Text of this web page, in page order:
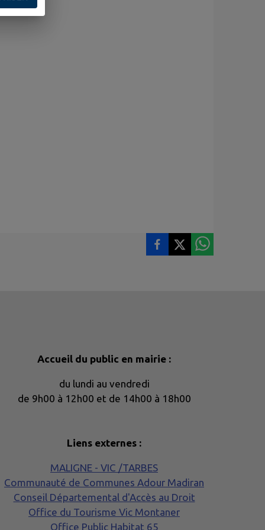
Accueil du public en mairie :
du lundi au vendredi
de 9h00 à 12h00 et de 14h00 à 18h00
Liens externes :
MALIGNE - VIC /TARBES
Communauté de Communes Adour Madiran
Conseil Départemental d'Accès au Droit
Office du Tourisme Vic Montaner
Office Public Habitat 65